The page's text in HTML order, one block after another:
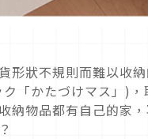
形狀不規則而難以收
「かたづけマス」)
納物品都有自己的家